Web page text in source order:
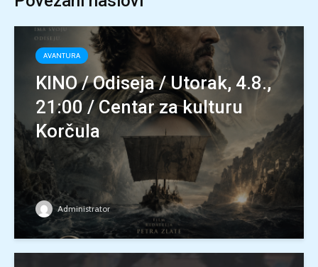
AVANTURA
KINO / Odiseja / Utorak, 4.8.,
21:00 / Centar za kulturu
Korčula
Administrator